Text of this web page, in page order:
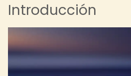
Introducción